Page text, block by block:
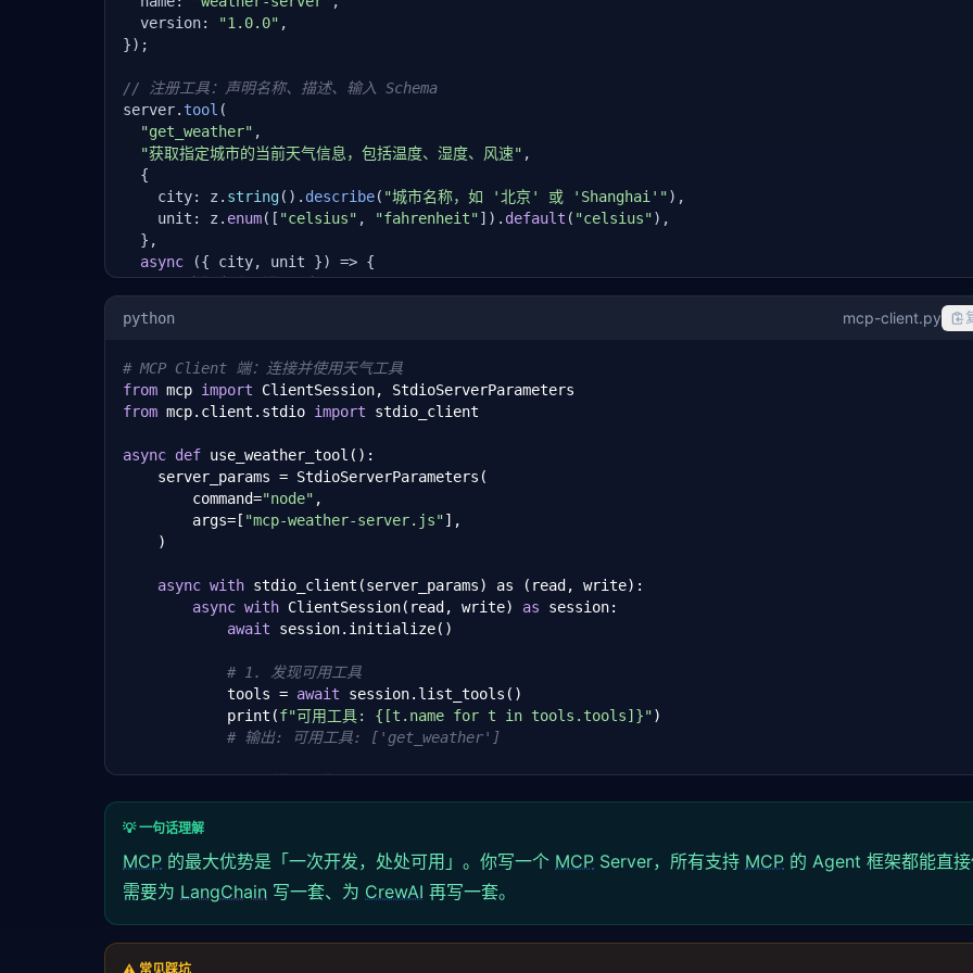
  version:
"1.0.0" ,
});
// 注册工具：声明名称、描述、输入 Schema
server. tool (
"get_weather" ,
"获取指定城市的当前天气信息，包括温度、湿度、风速" ,
  {
    city: z.
string(). describe( "城市名称，如 '北京' 或 'Shanghai'"),
    unit: z.
enum([ "celsius" , "fahrenheit"]). default ( "celsius"),
  },
async ({ city, unit }) => {
// 实际实现：调用天气 API
return
        {
type: "text",
          text:
JSON. stringify({
            temperature: weather.temp,
            humidity: weather.humidity,
            wind: weather.windSpeed,
            unit,
          }),
      ],
// 启动 Server（stdio 传输模式）
transport = new StdioServerTransport
server.connect(transport);
python mcp-client.py
# MCP Client 端：连接并使用天气工具
from mcp import
from mcp.client.stdio import stdio_client
async def use_weather_tool():
    server_params = StdioServerParameters(
        command=
"node" ,
        args=[
"mcp-weather-server.js"],
    )
async with stdio_client(server_params) as (read, write):
async with ClientSession(read, write) as session:
await session.initialize()
# 1. 发现可用工具
            tools =
await session.list_tools()
            print(
f"可用工具: {[t.name for t in tools.tools]}")
# 输出: 可用工具: ['get_weather']
# 2. 调用工具
            result =
await session.call_tool(
            )
            print(
f"天气: {result.content[0].text}"
💡 一句话理解
MCP 的最大优势是「一次开发，处处可用」。你写一个 MCP Server，所有支持 MCP 的 Agent 框架都能直
需要为 LangChain 写一套、为 CrewAI 再写一套。
⚠️ 常见踩坑